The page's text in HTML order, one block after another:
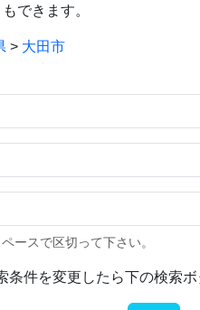
できます。
> 大田市
ースで区切って下さい。
条件を変更したら下の検索